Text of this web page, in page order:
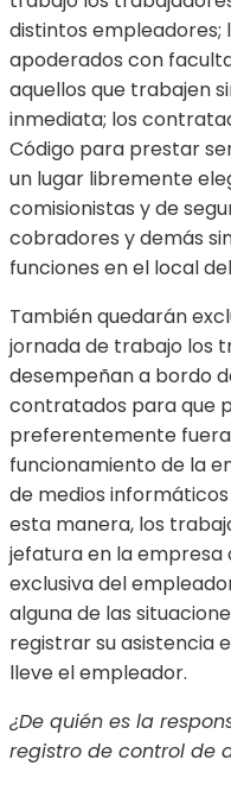
distintos empleadores;
apoderados con
aquellos que trabajen
inmediata; los
Código para prestar
un lugar libremente
comisionistas y de
cobradores y demás
funciones en el local
También quedarán
jornada de trabajo los
desempeñan a bordo
contratados para que
preferentemente
funcionamiento de la
de medios
esta manera, los
jefatura en la empresa
exclusiva del
alguna de las
registrar su asistencia
lleve el empleador.
¿De quién es la
registro de control de